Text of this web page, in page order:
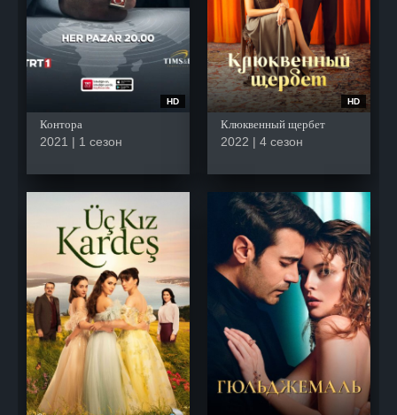
HD
Контора
2021 | 1 сезон
HD
Клюквенный щербет
2022 | 4 сезон